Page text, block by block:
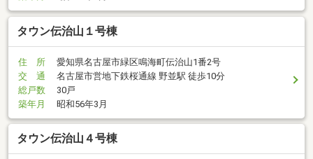
タウン伝治山１号棟
住 所
愛知県名古屋市緑区鳴海町伝治山1番2号
交 通
名古屋市営地下鉄桜通線 野並駅 徒歩10分
総戸数
30戸
築年月
昭和56年3月
タウン伝治山４号棟